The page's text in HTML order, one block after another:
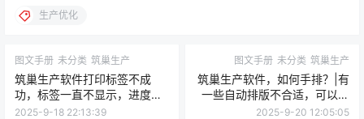
生产优化
图文手册 未分类 筑巢生产
筑巢生产软件打印标签不成
功，标签一直不显示，进度提
醒一直在数据准备中……
2025-9-18 22:13:39
图文手册 未分类 筑巢生产
筑巢生产软件，如何手排？|有
一些自动排版不合适，可以手
动移动板件换位置？
2025-9-20 12:05:05